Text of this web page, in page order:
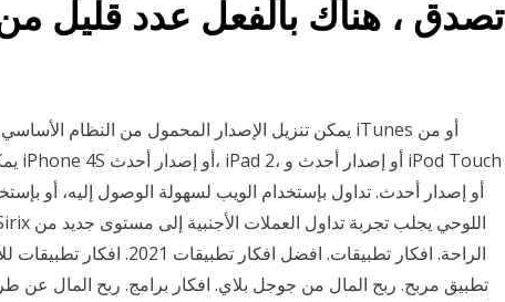
تصدق ، هناك بالفعل عدد قليل
الراحة. افكار تطبيقات. افضل
تطبيق مربح. ربح المال من جوجل بلاي. افكار برامج. ربح المال عن